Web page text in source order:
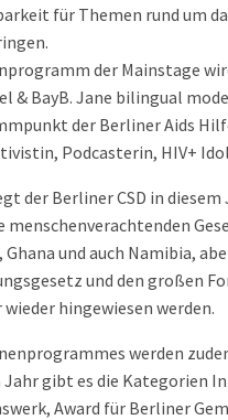
für Themen rund um
der Mainstage
& BayB. Jane bilingual
der Berliner Aids
Podcasterin, HIV+
der Berliner CSD in
menschenverachtenden
Ghana und auch Namibia,
und den großen
hingewiesen werden.
werden
Jahr gibt es die Kategorien
Award für Berliner